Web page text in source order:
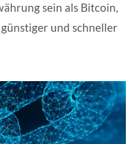
sein als Bitcoin,
und schneller